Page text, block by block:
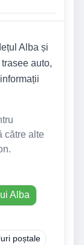
Alba și
trasee auto,
către alte
Alba
poștale